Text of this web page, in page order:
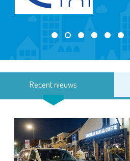
Recent nieuws